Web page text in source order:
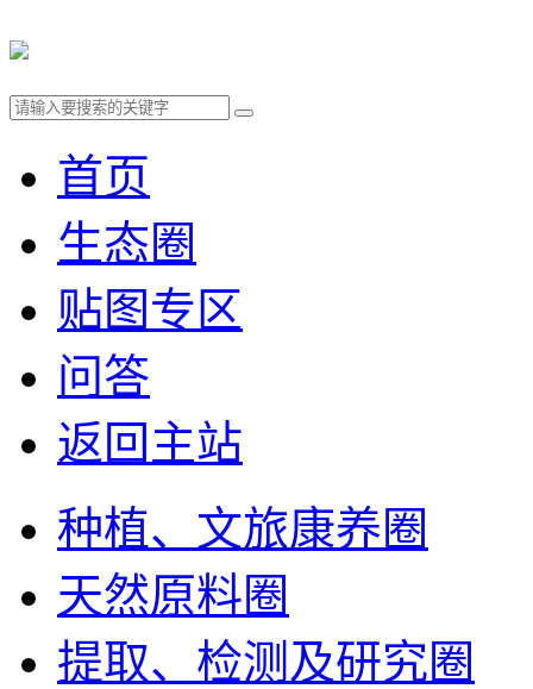
首页
生态圈
贴图专区
问答
返回主站
种植、文旅康养圈
天然原料圈
提取、检测及研究圈